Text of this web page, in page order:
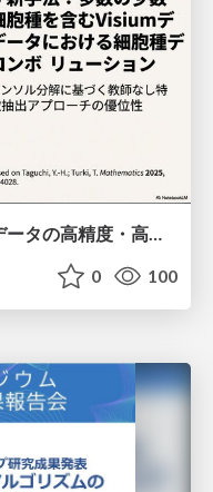
テンソル分解を用いたVisiumデータの高精度・高速デコンボリューション手法
0 100